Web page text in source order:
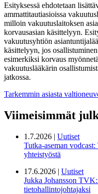
Esityksessä ehdotetaan
ammattitautiasioissa
milloin vakuutuslaitoksen
korvausasian käsittelyyn.
vakuutusyhtiön
käsittelyyn, jos
esimerkiksi korvaus
vakuutuslääkärin
jatkossa.
Tarkemmin asiasta
Viimeisimmät
1.7.2026 | Uutiset
Tutka-aseman
yhteistyöstä
17.6.2026 | Uutiset
Jukka Johansson
tietohallintojohtajaksi